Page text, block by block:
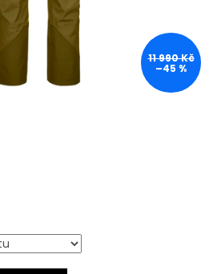
11 990 Kč
–45 %